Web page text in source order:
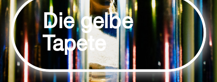
Die gelbe
Tapete